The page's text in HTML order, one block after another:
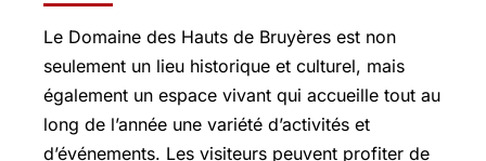
Le Domaine des Hauts de Bruyères est non
seulement un lieu historique et culturel, mais
également un espace vivant qui accueille tout au
long de l’année une variété d’activités et
d’événements. Les visiteurs peuvent profiter de